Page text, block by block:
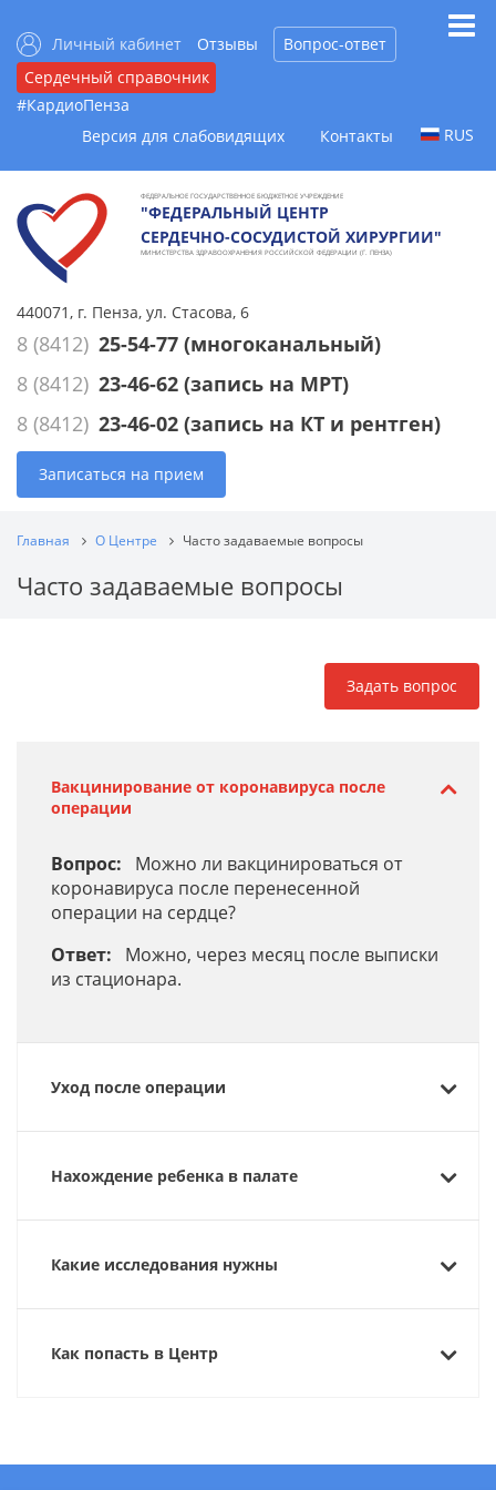
Личный кабинет Отзывы
Вопрос-ответ
Сердечный справочник
#КардиоПенза
Версия для слабовидящих
Контакты RUS
ФЕДЕРАЛЬНОЕ ГОСУДАРСТВЕННОЕ БЮДЖЕТНОЕ УЧРЕЖДЕНИЕ
"ФЕДЕРАЛЬНЫЙ ЦЕНТР
СЕРДЕЧНО-СОСУДИСТОЙ ХИРУРГИИ"
МИНИСТЕРСТВА ЗДРАВООХРАНЕНИЯ РОССИЙСКОЙ ФЕДЕРАЦИИ (Г. ПЕНЗА)
440071, г. Пенза, ул. Стасова, 6
8 (8412) 25-54-77 (многоканальный)
8 (8412) 23-46-62 (запись на МРТ)
8 (8412) 23-46-02 (запись на КТ и рентген)
Записаться на прием
Главная О Центре Часто задаваемые вопросы
Часто задаваемые вопросы
Задать вопрос
Вакцинирование от коронавируса после
операции
Вопрос:
Можно ли вакцинироваться от
коронавируса после перенесенной
операции на сердце?
Ответ:
Можно, через месяц после выписки
из стационара.
Уход после операции
Нахождение ребенка в палате
Какие исследования нужны
Как попасть в Центр